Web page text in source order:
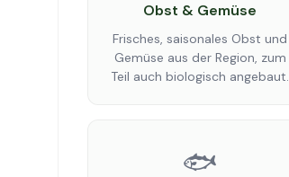
Obst & Gemüse
Frisches, saisonales Obst und
Gemüse aus der Region, zum
Teil auch biologisch angebaut.
🐟